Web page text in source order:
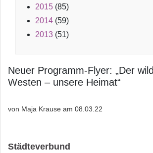
2015 (85)
2014 (59)
2013 (51)
Neuer Programm-Flyer: „Der
Westen – unsere Heimat“
von Maja Krause am 08.03.22
Städteverbund